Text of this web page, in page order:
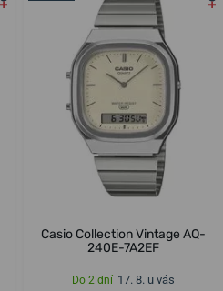
Casio Collection Vintage AQ-
240E-7A2EF
Do 2 dní 17. 8. u vás